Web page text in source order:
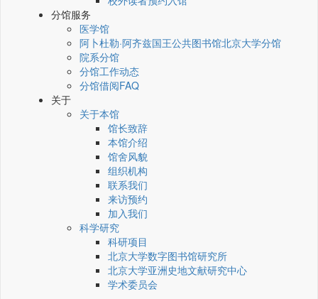
分馆服务
医学馆
阿卜杜勒·阿齐兹国王公共图书馆北京大学分馆
院系分馆
分馆工作动态
分馆借阅FAQ
关于
关于本馆
馆长致辞
本馆介绍
馆舍风貌
组织机构
联系我们
来访预约
加入我们
科学研究
科研项目
北京大学数字图书馆研究所
北京大学亚洲史地文献研究中心
学术委员会